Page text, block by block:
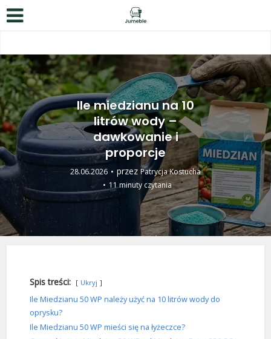
Ile miedzianu na 10
litrów wody –
dawkowanie i
proporcje
28.06.2026 przez Patrycja Kostucha
11 minuty czytania
Spis treści: Ukryj
Ile Miedzianu 50 WP należy użyć na 10 litrów wody do
oprysku?
Ile Miedzianu 50 WP mieści się na łyżeczce?